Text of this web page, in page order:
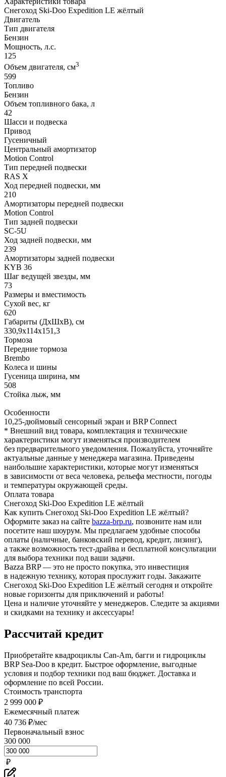
Снегоход Ski-Doo Expedition LE жёлтый
Двигатель
Тип двигателя
Бензин
Мощность, л.с.
125
Объем двигателя, см3
599
Топливо
Бензин
Объем топливного бака, л
42
Шасси и подвеска
Привод
Гусеничный
Центральный амортизатор
Motion Control
Тип передней подвески
RAS X
Ход передней подвески, мм
210
Амортизаторы передней подвески
Motion Control
Тип задней подвески
SC-5U
Ход задней подвески, мм
239
Амортизаторы задней подвески
KYB 36
Шаг ведущей звезды, мм
73
Размеры и вместимость
Сухой вес, кг
620
Габариты (ДхШхВ), см
330,9x114x151,3
Тормоза
Передние тормоза
Brembo
Колеса и шины
Гусеница ширина, мм
508
Стойка лыж, мм
Особенности
10,25-дюймовый сенсорный экран и BRP Connect
* Внешний вид товара, комплектация и технические
характеристики могут изменяться производителем
без предварительного уведомления. Пожалуйста, уточняйте
актуальные данные у менеджера магазина. Приведены
наибольшие характеристики, которые могут изменяться
в зависимости от веса человека, рельефа местности, погоды
и температуры окружающей среды.
Оплата товара
Снегоход Ski-Doo Expedition LE жёлтый
Как купить Снегоход Ski-Doo Expedition LE жёлтый?
Оформите заказ на сайте bazza-brp.ru, позвоните нам или
посетите наш шоурум. Мы предлагаем удобные способы
оплаты (наличные, банковский перевод, кредит, лизинг),
а также возможность тест-драйва и бесплатной консультации
для выбора техники под ваши задачи.
Bazza BRP — это не просто покупка, это инвестиция
в надежную технику, которая прослужит годы. Закажите
Снегоход Ski-Doo Expedition LE жёлтый сегодня и откройте
новые горизонты для приключений и работы!
Цена и наличие уточняйте у менеджеров. Следите за акциями
и скидками на технику и аксессуары!
Рассчитай кредит
Приобретайте квадроциклы Can-Am, багги и гидроциклы
BRP Sea-Doo в кредит. Быстрое оформление, выгодные
условия и подбор техники под ваш бюджет. Доставка и
оформление по всей России.
Стоимость транспорта
2 999 000 ₽
Ежемесячный платеж
40 736 ₽/мес
Первоначальный взнос
300 000
₽